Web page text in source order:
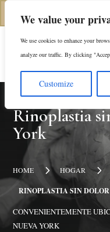
We value your
We use cookies to enhance your
analyze our traffic. By clicking
Customize
Rinoplastia
York
HOME 5 HOGAR 5
RINOPLASTIA SIN
CONVENIENTEMENTE
NUEVA YORK